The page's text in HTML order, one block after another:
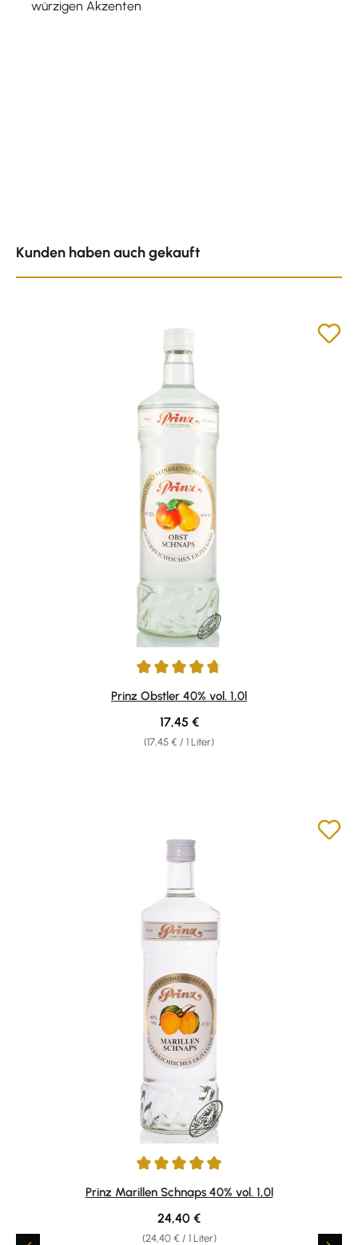
würzigen Akzenten
Kunden haben auch gekauft
Durchschnittliche Bewertung von 4.81 von 5 Sternen
Prinz Obstler 40% vol. 1,0l
(17,45 € / 1 Liter)
Regulärer Preis:
17,45 €
Durchschnittliche Bewertung von 4.89 von 5 Sternen
Prinz Marillen Schnaps 40% vol. 1,0l
(24,40 € / 1 Liter)
Regulärer Preis:
24,40 €